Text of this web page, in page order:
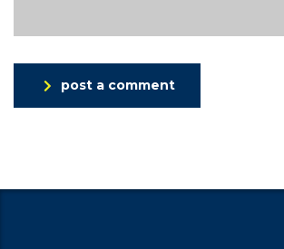
post a comment